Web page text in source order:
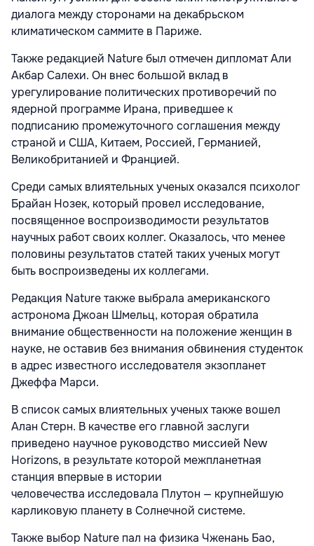
диалога между сторонами на декабрьском
климатическом саммите в Париже.
Также редакцией Nature был отмечен дипломат Али
Акбар Салехи. Он внес большой вклад в
урегулирование политических противоречий по
ядерной программе Ирана, приведшее к
подписанию промежуточного соглашения между
страной и США, Китаем, Россией, Германией,
Великобританией и Францией.
Среди самых влиятельных ученых оказался психолог
Брайан Нозек, который провел исследование,
посвященное воспроизводимости результатов
научных работ своих коллег. Оказалось, что менее
половины результатов статей таких ученых могут
быть воспроизведены их коллегами.
Редакция Nature также выбрала американского
астронома Джоан Шмельц, которая обратила
внимание общественности на положение женщин в
науке, не оставив без внимания обвинения студенток
в адрес известного исследователя экзопланет
Джеффа Марси.
В список самых влиятельных ученых также вошел
Алан Стерн. В качестве его главной заслуги
приведено научное руководство миссией New
Horizons, в результате которой межпланетная
станция впервые в истории
человечества исследовала Плутон — крупнейшую
карликовую планету в Солнечной системе.
Также выбор Nature пал на физика Чженань Бао,